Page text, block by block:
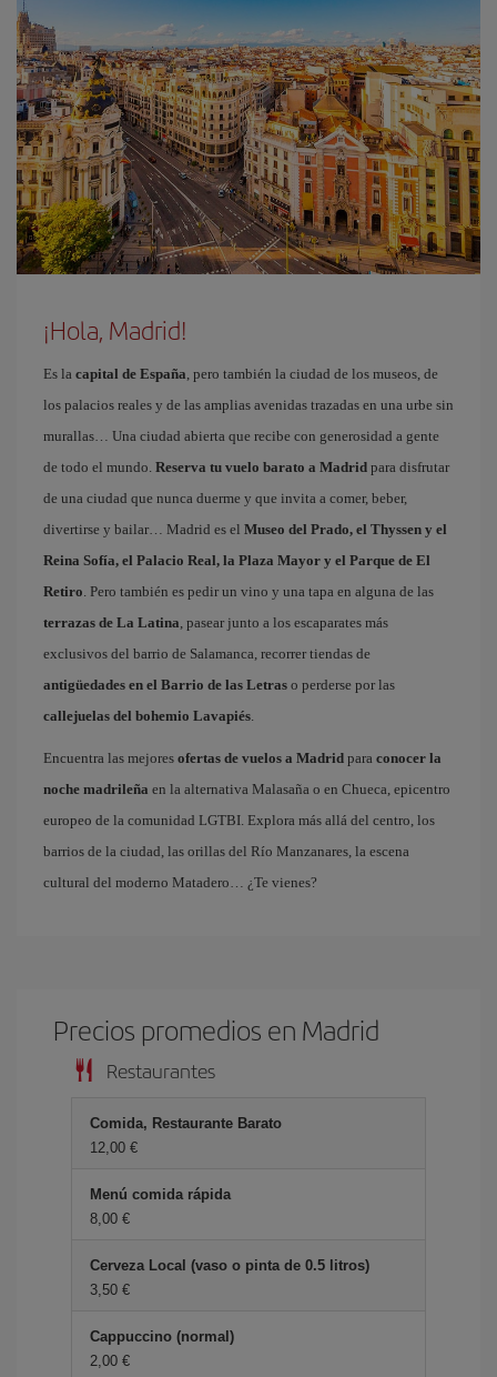
¡Hola, Madrid!
Es la capital de España, pero también la ciudad de los museos, de
los palacios reales y de las amplias avenidas trazadas en una urbe sin
murallas… Una ciudad abierta que recibe con generosidad a gente
de todo el mundo. Reserva tu vuelo barato a Madrid para disfrutar
de una ciudad que nunca duerme y que invita a comer, beber,
divertirse y bailar… Madrid es el Museo del Prado, el Thyssen y el
Reina Sofía, el Palacio Real, la Plaza Mayor y el Parque de El
Retiro. Pero también es pedir un vino y una tapa en alguna de las
terrazas de La Latina, pasear junto a los escaparates más
exclusivos del barrio de Salamanca, recorrer tiendas de
antigüedades en el Barrio de las Letras o perderse por las
callejuelas del bohemio Lavapiés.
Encuentra las mejores ofertas de vuelos a Madrid para conocer la
noche madrileña en la alternativa Malasaña o en Chueca, epicentro
europeo de la comunidad LGTBI. Explora más allá del centro, los
barrios de la ciudad, las orillas del Río Manzanares, la escena
cultural del moderno Matadero… ¿Te vienes?
Precios promedios en Madrid
Restaurantes
Comida, Restaurante Barato
12,00 €
Menú comida rápida
8,00 €
Cerveza Local (vaso o pinta de 0.5 litros)
3,50 €
Cappuccino (normal)
2,00 €